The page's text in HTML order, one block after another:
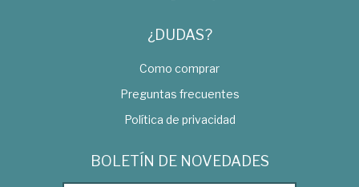
¿DUDAS?
Como comprar
Preguntas frecuentes
Política de privacidad
BOLETÍN DE NOVEDADES